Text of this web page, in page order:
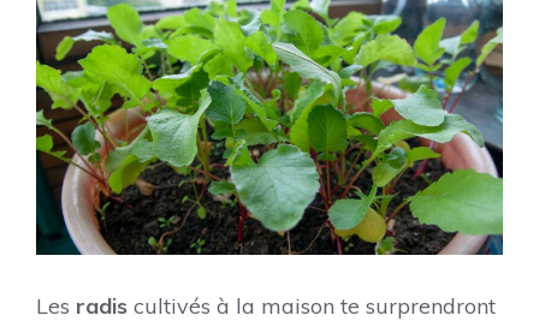
Les radis cultivés à la maison te surprendront